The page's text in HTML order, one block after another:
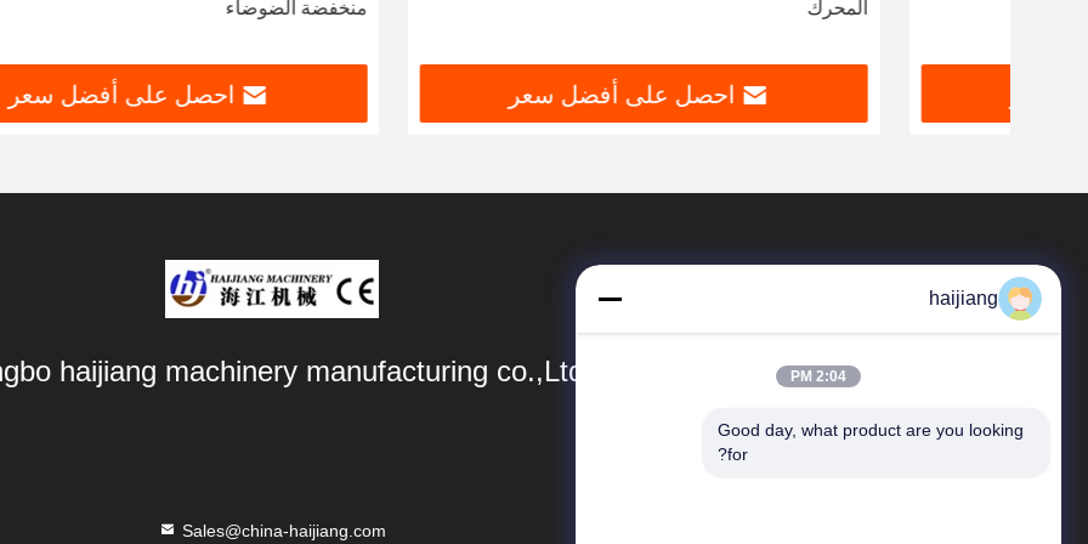
احصل على أفضل سعر
منخفضة الضوضاء
احصل على أفضل سعر
haijiang machinery manufacturing co.,Ltd
المنتجات
Sales@china-haijiang.com
haijiang
2:04 PM
Good day, what product are you looking
for?